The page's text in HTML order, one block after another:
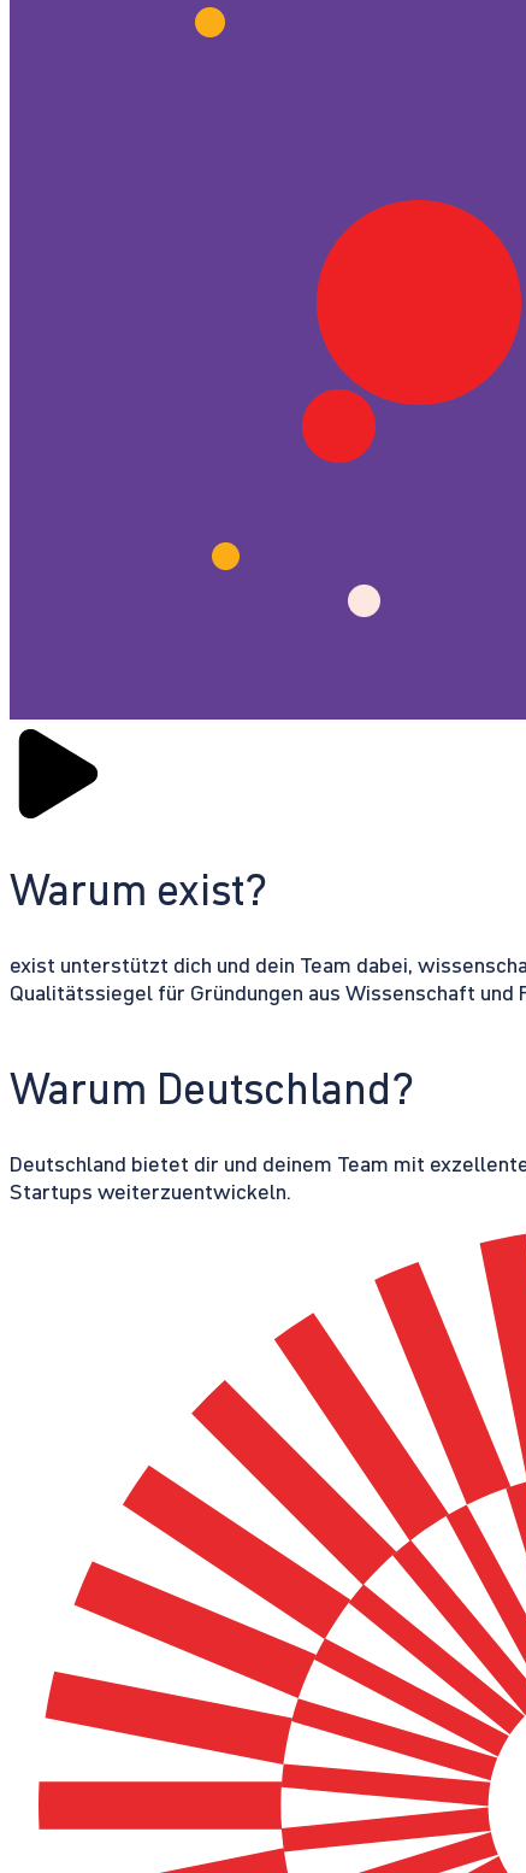
Warum exist?
exist unterstützt dich und dein Team dabei,
Qualitätssiegel für Gründungen aus Wissenschaft
Warum Deutschland?
Deutschland bietet dir und deinem Team mit
Startups weiterzuentwickeln.